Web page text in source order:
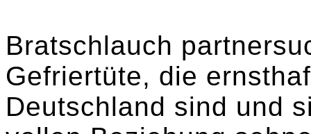
Bratschlauch
Gefriertüte, die
Deutschland sind und